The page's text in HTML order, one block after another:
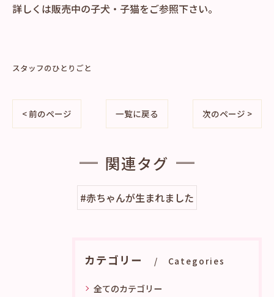
詳しくは販売中の子犬・子猫をご参照下さい。
スタッフのひとりごと
< 前のページ 一覧に戻る 次のページ >
関連タグ
#赤ちゃんが生まれました
カテゴリー Categories
全てのカテゴリー